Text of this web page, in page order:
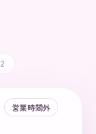
2
営業時間外